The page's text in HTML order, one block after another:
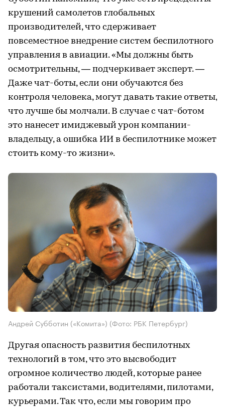
крушений самолетов глобальных
производителей, что сдерживает
повсеместное внедрение систем беспилотного
управления в авиации. «Мы должны быть
осмотрительны, — подчеркивает эксперт. —
Даже чат-боты, если они обучаются без
контроля человека, могут давать такие ответы,
что лучше бы молчали. В случае с чат-ботом
это нанесет имиджевый урон компании-
владельцу, а ошибка ИИ в беспилотнике может
стоить кому-то жизни».
Андрей Субботин («Комита») (Фото: РБК Петербург)
Другая опасность развития беспилотных
технологий в том, что это высвободит
огромное количество людей, которые ранее
работали таксистами, водителями, пилотами,
курьерами. Так что, если мы говорим про